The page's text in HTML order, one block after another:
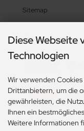
Sitemap
Zahlungsarten
Diese Webseite
Technologien
Wir verwenden
Drittanbietern, um die
gewährleisten, die
Ihnen ein
Weitere Informationen